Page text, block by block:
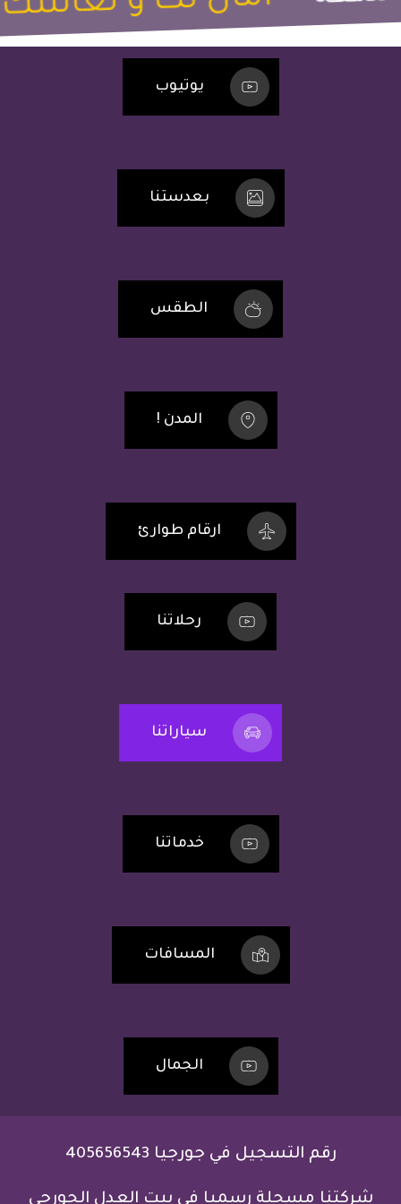
يوتيوب
بعدستنا
الطقس
المدن !
ارقام طوارئ
رحلاتنا
سياراتنا
خدماتنا
المسافات
الجمال
رقم التسجيل في جورجيا 405656543
شركتنا مسجلة رسميا في بيت العدل الجورجي